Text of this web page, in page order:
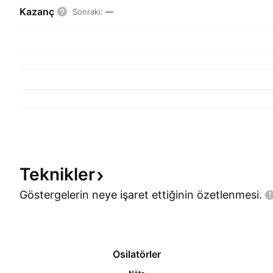
Kazanç Sonraki: —
Teknikler
Göstergelerin neye işaret ettiğinin özetlenmesi.
Osilatörler